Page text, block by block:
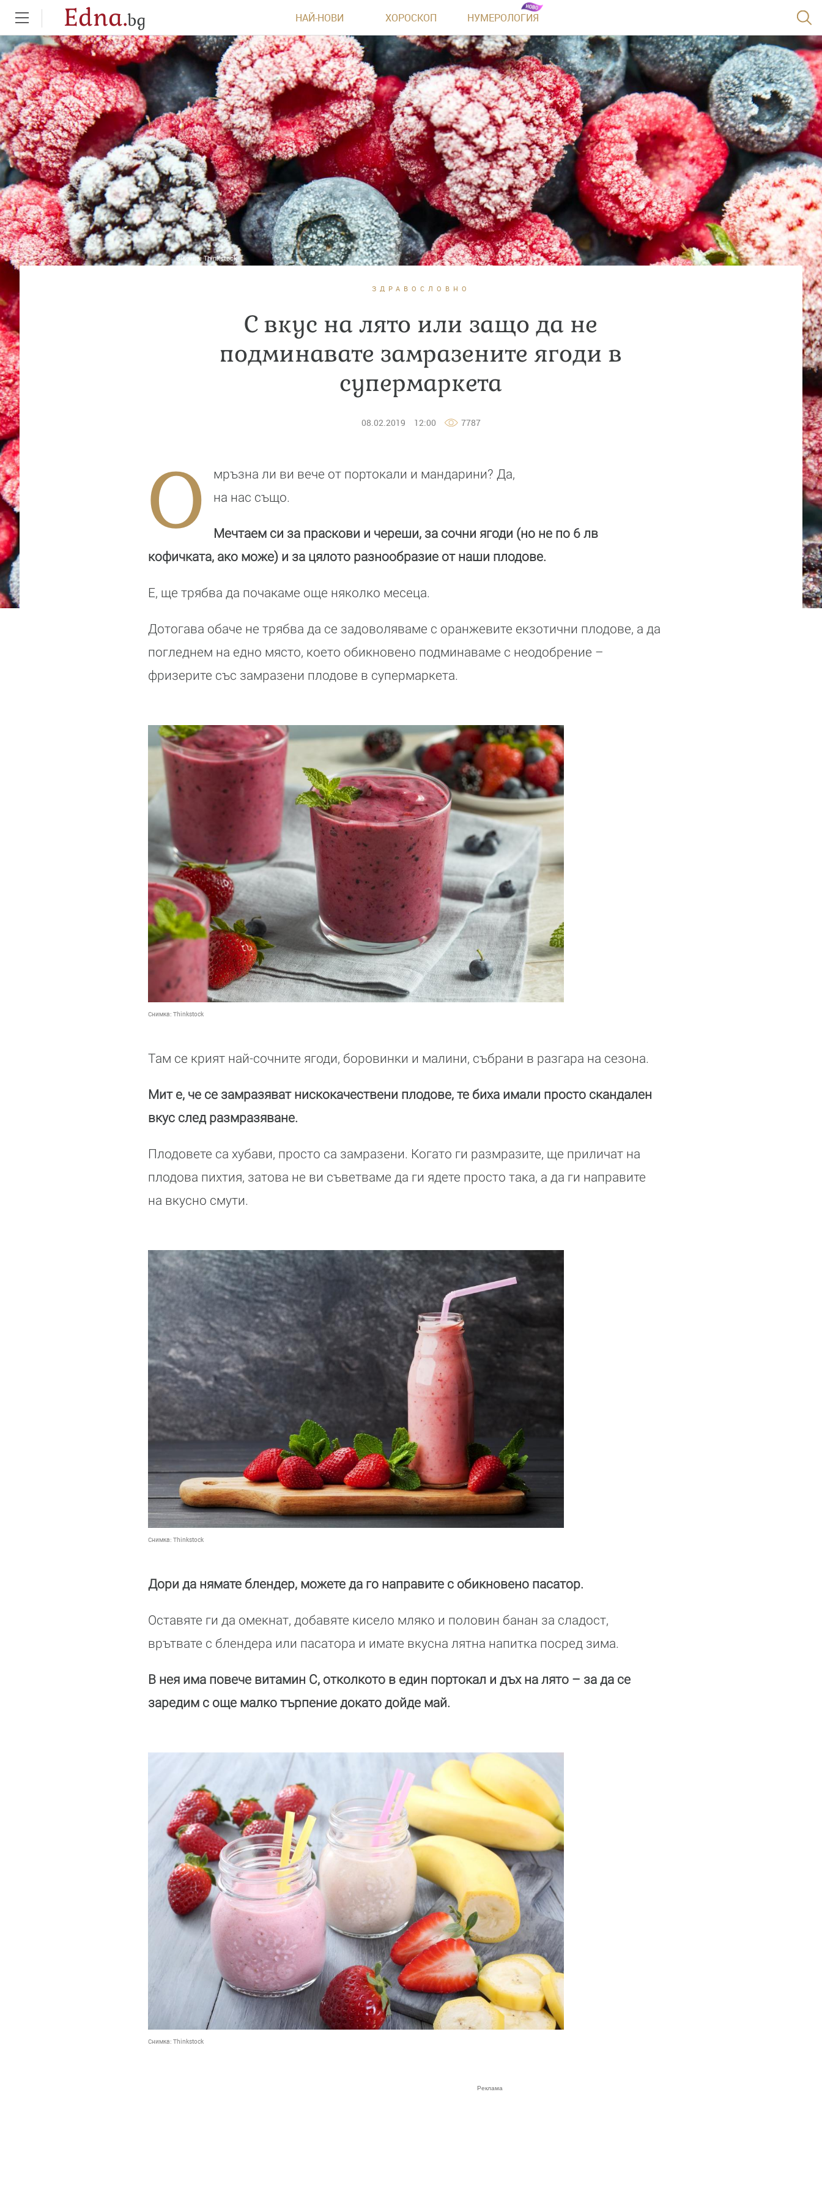
Edna.bg НАЙ-НОВИ ХОРОСКОП НУМЕРОЛОГИЯ
Снимка:Thinkstock
ЗДРАВОСЛОВНО
С вкус на лято или защо да не
подминавате замразените ягоди в
супермаркета
08.02.2019 12:00 7787
О
мръзна ли ви вече от портокали и мандарини? Да,
на нас също.
Мечтаем си за праскови и череши, за сочни ягоди (но не по 6 лв
кофичката, ако може) и за цялото разнообразие от наши плодове.
Е, ще трябва да почакаме още няколко месеца.
Дотогава обаче не трябва да се задоволяваме с оранжевите екзотични плодове, а да
погледнем на едно място, което обикновено подминаваме с неодобрение –
фризерите със замразени плодове в супермаркета.
Снимка: Thinkstock
Там се крият най-сочните ягоди, боровинки и малини, събрани в разгара на сезона.
Мит е, че се замразяват нискокачествени плодове, те биха имали просто скандален
вкус след размразяване.
Плодовете са хубави, просто са замразени. Когато ги размразите, ще приличат на
плодова пихтия, затова не ви съветваме да ги ядете просто така, а да ги направите
на вкусно смути.
Снимка: Thinkstock
Дори да нямате блендер, можете да го направите с обикновено пасатор.
Оставяте ги да омекнат, добавяте кисело мляко и половин банан за сладост,
врътвате с блендера или пасатора и имате вкусна лятна напитка посред зима.
В нея има повече витамин С, отколкото в един портокал и дъх на лято – за да се
заредим с още малко търпение докато дойде май.
Снимка: Thinkstock